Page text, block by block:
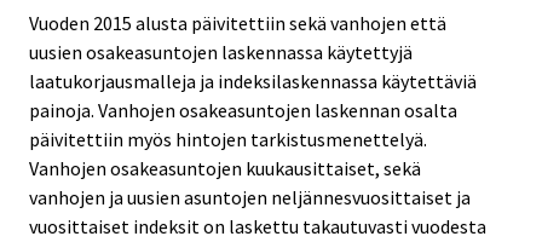
Vuoden 2015 alusta päivitettiin sekä vanhojen että
uusien osakeasuntojen laskennassa käytettyjä
laatukorjausmalleja ja indeksilaskennassa käytettäviä
painoja. Vanhojen osakeasuntojen laskennan osalta
päivitettiin myös hintojen tarkistusmenettelyä.
Vanhojen osakeasuntojen kuukausittaiset, sekä
vanhojen ja uusien asuntojen neljännesvuosittaiset ja
vuosittaiset indeksit on laskettu takautuvasti vuodesta